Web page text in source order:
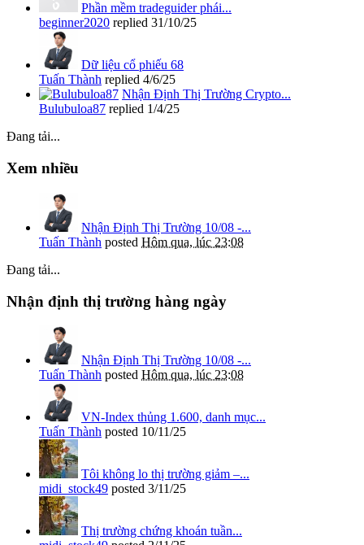
Phần mềm tradeguider phái...
beginner2020 replied 31/10/25
Dữ liệu cổ phiếu 68
Tuấn Thành replied 4/6/25
Nhận Định Thị Trường Crypto...
Bulubuloa87 replied 1/4/25
Đang tải...
Xem nhiều
Nhận Định Thị Trường 10/08 -...
Tuấn Thành posted Hôm qua, lúc 23:08
Đang tải...
Nhận định thị trường hàng ngày
Nhận Định Thị Trường 10/08 -...
Tuấn Thành posted Hôm qua, lúc 23:08
VN-Index thủng 1.600, danh mục...
Tuấn Thành posted 10/11/25
Tôi không lo thị trường giảm –...
midi_stock49 posted 3/11/25
Thị trường chứng khoán tuần...